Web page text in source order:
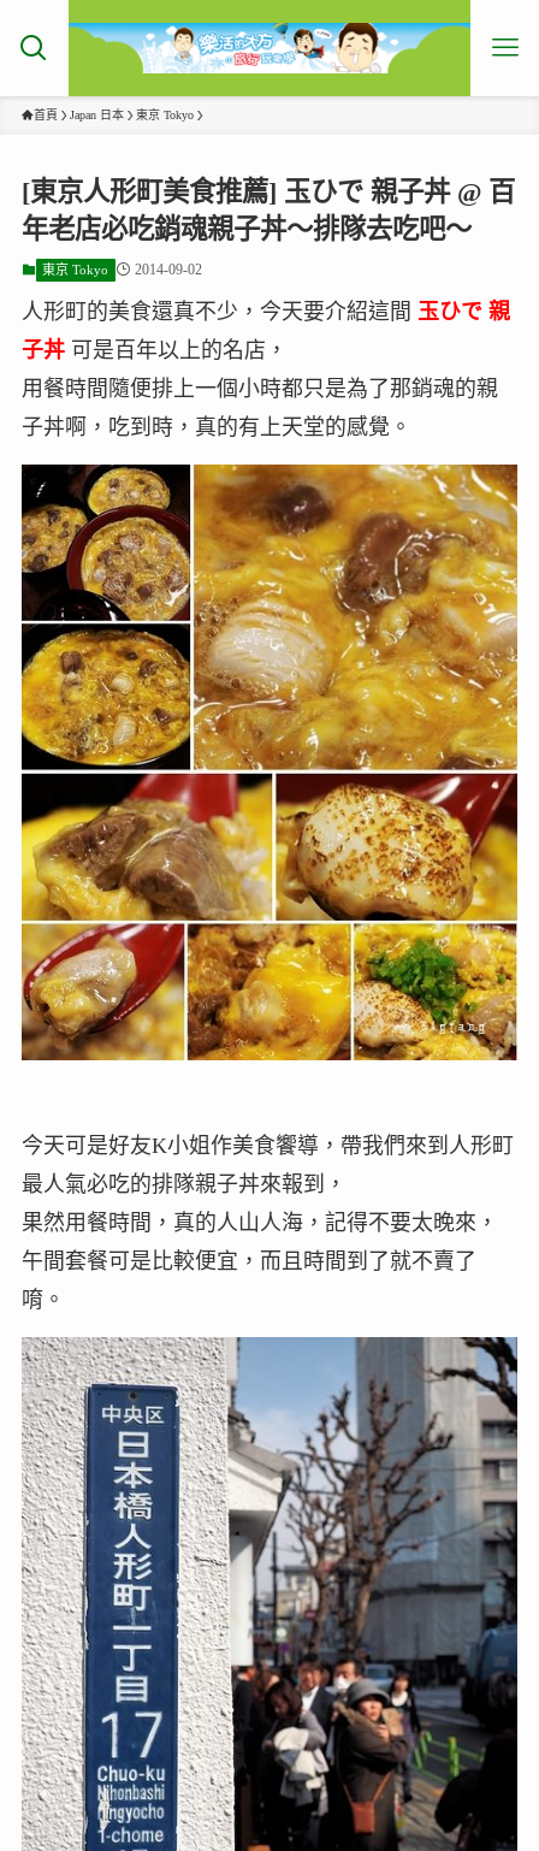
首頁 Japan 日本 東京 Tokyo
[東京人形町美食推薦] 玉ひで 親子丼 @ 百
年老店必吃銷魂親子丼～排隊去吃吧～
東京 Tokyo 2014-09-02
人形町的美食還真不少，今天要介紹這間 玉ひで 親
子丼可是百年以上的名店，
用餐時間隨便排上一個小時都只是為了那銷魂的親
子丼啊，吃到時，真的有上天堂的感覺。
今天可是好友K小姐作美食饗導，帶我們來到人形町
最人氣必吃的排隊親子丼來報到，
果然用餐時間，真的人山人海，記得不要太晚來，
午間套餐可是比較便宜，而且時間到了就不賣了
唷。